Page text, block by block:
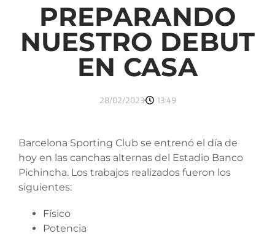
PREPARANDO
NUESTRO DEBUT
EN CASA
28/02/2023 13:49
Barcelona Sporting Club se entrenó el día de
hoy en las canchas alternas del Estadio Banco
Pichincha. Los trabajos realizados fueron los
siguientes:
Físico
Potencia